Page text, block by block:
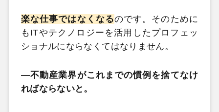
楽な仕事ではなくなるのです。そのために
もITやテクノロジーを活用したプロフェッ
ショナルにならなくてはなりません。
―不動産業界がこれまでの慣例を捨てなけ
ればならないと。